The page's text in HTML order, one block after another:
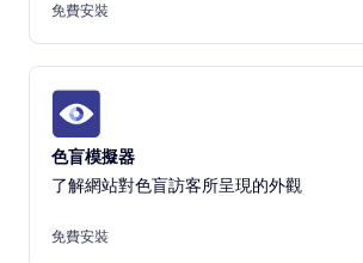
免費安裝
色盲模擬器
了解網站對色盲訪客所呈現的外觀
免費安裝